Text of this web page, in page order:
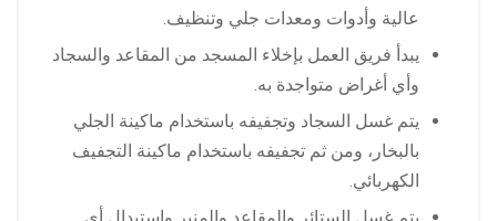
عالية وأدوات ومعدات جلي وتنظيف.
يبدأ فريق العمل بإخلاء المسجد من المقاعد والسجاد
وأي أغراض متواجدة به.
يتم غسل السجاد وتجفيفه باستخدام ماكينة الجلي
بالبخار، ومن ثم تجفيفه باستخدام ماكينة التجفيف
الكهربائي.